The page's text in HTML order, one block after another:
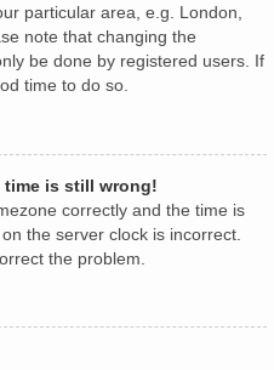
particular area, e.g. London,
note that changing the
be done by registered users. If
time to do so.
time is still wrong!
correctly and the time is
the server clock is incorrect.
the problem.